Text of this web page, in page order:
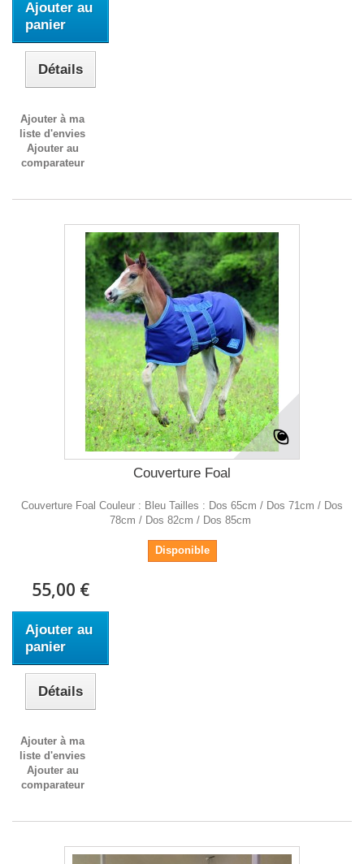
Ajouter au
panier
Détails
Ajouter à ma
liste d'envies
Ajouter au
comparateur
Couverture Foal
Couverture Foal Couleur : Bleu Tailles : Dos 65cm / Dos 71cm / Dos
78cm / Dos 82cm / Dos 85cm
Disponible
55,00 €
Ajouter au
panier
Détails
Ajouter à ma
liste d'envies
Ajouter au
comparateur